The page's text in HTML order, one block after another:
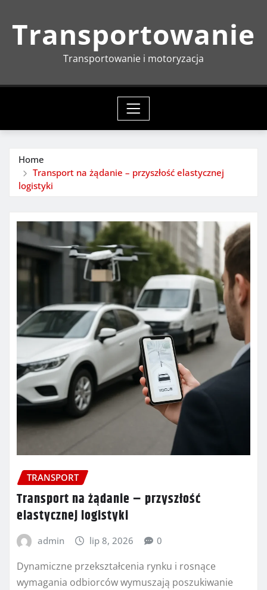
Transportowanie
Transportowanie i motoryzacja
Home
Transport na żądanie – przyszłość elastycznej
logistyki
TRANSPORT
Transport na żądanie – przyszłość
elastycznej logistyki
admin lip 8, 2026 0
Dynamiczne przekształcenia rynku i rosnące
wymagania odbiorców wymuszają poszukiwanie